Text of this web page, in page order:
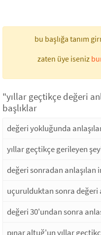
bu başlığa tanım
zaten üye iseniz
"yıllar geçtikçe değeri
başlıklar
değeri yokluğunda
yıllar geçtikçe gerileyen
değeri sonradan anlaşılan
uçurulduktan sonra değeri
değeri 30'undan sonra
pınar altuğ'un yıllar